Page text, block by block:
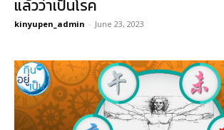
แล้วว่าเป็นโรค
kinyupen_admin - June 23, 2023